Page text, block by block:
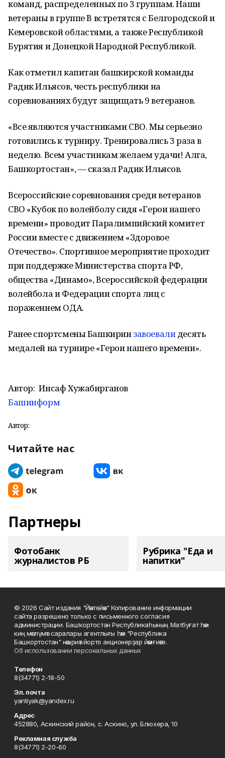
команд, распределенных по 3 группам. Наши
ветераны в группе В встретятся с Белгородской и
Кемеровской областями, а также Республикой
Бурятия и Донецкой Народной Республикой.
Как отметил капитан башкирской команды
Радик Ильясов, честь республики на
соревнованиях будут защищать 9 ветеранов.
«Все являются участниками СВО. Мы серьезно
готовились к турниру. Тренировались 3 раза в
неделю. Всем участникам желаем удачи! Алга,
Башкортостан», — сказал Радик Ильясов.
Всероссийские соревнования среди ветеранов
СВО «Кубок по волейболу сидя «Герои нашего
времени» проводит Паралимпийский комитет
России вместе с движением «Здоровое
Отечество». Спортивное мероприятие проходит
при поддержке Министерства спорта РФ,
общества «Динамо», Всероссийской федерации
волейбола и Федерации спорта лиц с
поражением ОДА.
Ранее спортсмены Башкириизавоевалидесять
медалей на турнире «Герои нашего времени».
Автор: Инсаф Хужабирганов
Башинформ
Автор:
Читайте нас
Партнеры
Фотобанк
журналистов РБ
Рубрика "Еда и
напитки"
© 2026 Сайт издания "Йәнтөйәк" Копирование информации
сайта разрешено только с письменного согласия
администрации. Башҡортостан Республикаһының Матбуғат һәм
киң мәғлүмәт саралары агентлығы һәм "Республика
Башкортостан" нәшриәт йорто акционерҙар йәмғиәте.
Об использовании персональных данных
Телефон
8(34771) 2-18-50
Эл. почта
yantiyak@yandex.ru
Адрес
452880, Аскинский район, с. Аскино, ул. Блюхера, 10
Рекламная служба
8(34771) 2-20-60